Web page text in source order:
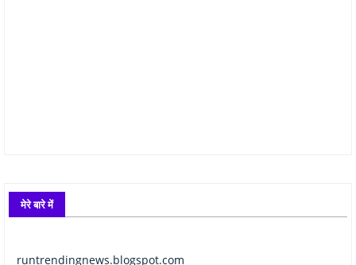
मेरे बारे में
runtrendingnews.blogspot.com